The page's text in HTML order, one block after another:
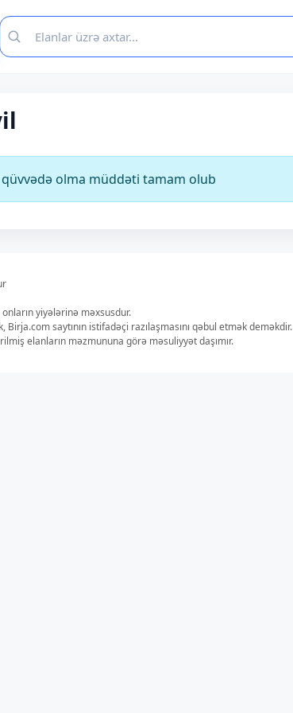
olma müddəti tamam olub
yiyələrinə məxsusdur.
saytının istifadəçi razılaşmasını qəbul etmək deməkdir.
elanların məzmununa görə məsuliyyət daşımır.